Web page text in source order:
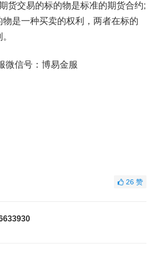
交易的标的物是标准的期货合约;
是一种买卖的权利，两者在标的
号：博易金服
26赞